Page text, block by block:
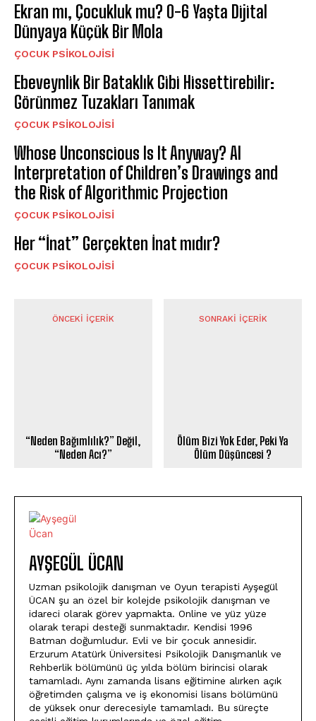
Ekran mı, Çocukluk mu? 0-6 Yaşta Dijital
Dünyaya Küçük Bir Mola
ÇOCUK PSIKOLOJISI
Ebeveynlik Bir Bataklık Gibi Hissettirebilir:
Görünmez Tuzakları Tanımak
ÇOCUK PSIKOLOJISI
Whose Unconscious Is It Anyway? AI
Interpretation of Children’s Drawings and
the Risk of Algorithmic Projection
ÇOCUK PSIKOLOJISI
Her “İnat” Gerçekten İnat mıdır?
ÇOCUK PSIKOLOJISI
ÖNCEKI İÇERIK
“Neden Bağımlılık?” Değil,
“Neden Acı?”
SONRAKI İÇERIK
Ölüm Bizi Yok Eder, Peki Ya
Ölüm Düşüncesi ?
AYŞEGÜL ÜCAN
Uzman psikolojik danışman ve Oyun terapisti Ayşegül
ÜCAN şu an özel bir kolejde psikolojik danışman ve
idareci olarak görev yapmakta. Online ve yüz yüze
olarak terapi desteği sunmaktadır. Kendisi 1996
Batman doğumludur. Evli ve bir çocuk annesidir.
Erzurum Atatürk Üniversitesi Psikolojik Danışmanlık ve
Rehberlik bölümünü üç yılda bölüm birincisi olarak
tamamladı. Aynı zamanda lisans eğitimine alırken açık
öğretimden çalışma ve iş ekonomisi lisans bölümünü
de yüksek onur derecesiyle tamamladı. Bu süreçte